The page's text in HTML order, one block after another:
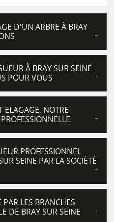
D'UN ARBRE À BRAY
À BRAY SUR SEINE
POUR VOUS
ELAGAGE, NOTRE
PROFESSIONNEL
SEINE PAR LA SOCIÉTÉ
PAR LES BRANCHES
DE BRAY SUR SEINE